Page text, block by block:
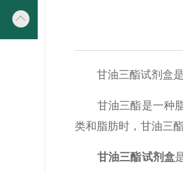
甘油三酯试剂盒是
甘油三酯是一种脂
类和脂肪时，甘油三
甘油三酯试剂盒